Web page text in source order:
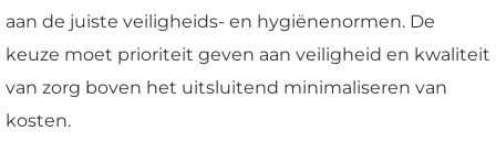
aan de juiste veiligheids- en hygiënenormen. De
keuze moet prioriteit geven aan veiligheid en kwaliteit
van zorg boven het uitsluitend minimaliseren van
kosten.